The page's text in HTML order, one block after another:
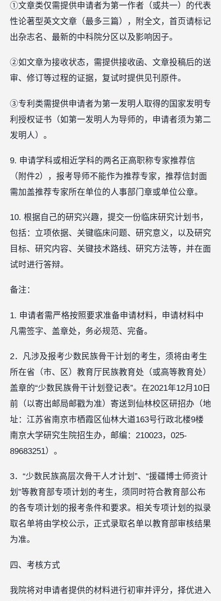
①文章类仅需提供申请者为第一作者（或共一）的代表
性论著型英文文章（最多三篇），附全文，首页请标记
出杂志名、最新的中科院分区以及影响因子。
②如文章为接收状态，需提供接收函、文章投稿后的送
审、修订等过程的证据，复试时提供见刊原件。
③专利类需提供申请者为第一发明人取得的国家发明专
利授权证书（如第一发明人为导师的，申请者须为第二
发明人）。
9. 申请学科或相近学科的两名正高职称专家推荐信
（附件2），报考导师不能作为推荐专家，推荐信封面
需加盖推荐专家所在单位的人事部门章或单位公章。
10. 根据自己的研究兴趣，提交一份临床研究计划书，
包括：立项依据、关键临床问题、研究意义，以及研究
目标、研究内容、关键技术路线、研究方法等，并在面
试时进行答辩。
备注：
1. 申请者需严格按照要求准备申请材料，申请材料中
凡需签字、盖章处，务必规范、完备。
2．凡涉及报考少数民族骨干计划的考生，须将由考生
所在省（市、区）教育厅民族教育处（或高等教育处）
盖章的“少数民族骨干计划登记表”。在2021年12月10日
前（以寄出邮局邮戳为准）寄送到仙林校区研招办（地
址：江苏省南京市栖霞区仙林大道163号行政北楼9楼
南京大学研究生院招生办，邮编：210023，025-
89683251）。
3．“少数民族高层次骨干人才计划”、“援疆博士师资计
划”等教育部专项计划的考生，须同时符合教育部公布
的各专项计划的报考条件和要求。相关专项计划的拟录
取名单将由学校公示，正式录取名单以教育部审核结果
为准。
四、考核方式
我院将对申请者提供的材料进行初审并评分，择优进入